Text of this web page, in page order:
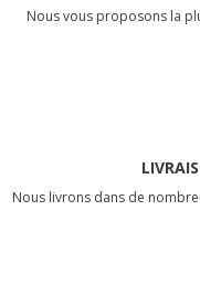
Nous vous proposons la
Nous livrons dans de